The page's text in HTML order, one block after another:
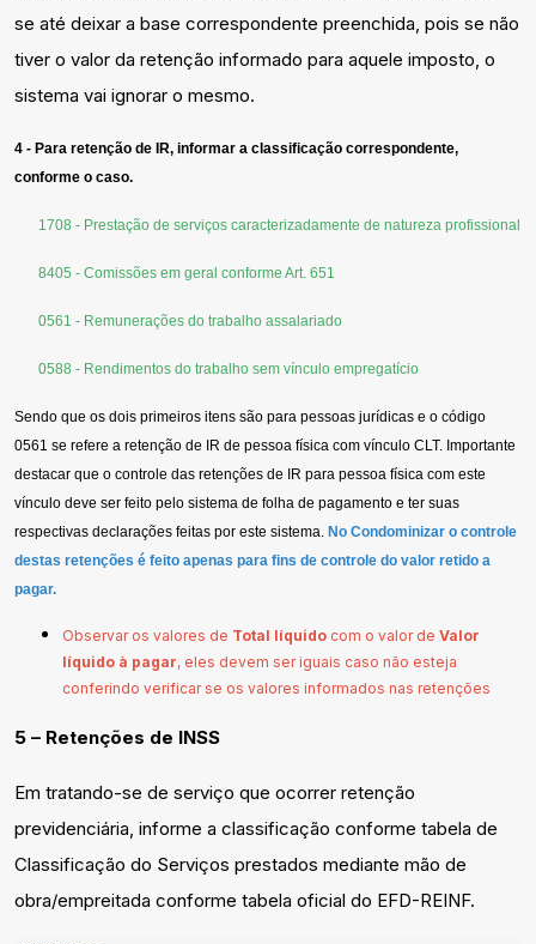
se até deixar a base correspondente preenchida, pois se não
tiver o valor da retenção informado para aquele imposto, o
sistema vai ignorar o mesmo.
4 - Para retenção de IR, informar a classificação correspondente,
conforme o caso.
1708 - Prestação de serviços caracterizadamente de natureza profissional
8405 - Comissões em geral conforme Art. 651
0561 - Remunerações do trabalho assalariado
0588 - Rendimentos do trabalho sem vínculo empregatício
Sendo que os dois primeiros itens são para pessoas jurídicas e o código
0561 se refere a retenção de IR de pessoa física com vínculo CLT. Importante
destacar que o controle das retenções de IR para pessoa física com este
vínculo deve ser feito pelo sistema de folha de pagamento e ter suas
respectivas declarações feitas por este sistema. No Condominizar o controle
destas retenções é feito apenas para fins de controle do valor retido a
pagar.
Observar os valores de Total líquido com o valor de Valor
líquido à pagar, eles devem ser iguais caso não esteja
conferindo verificar se os valores informados nas retenções
5 – Retenções de INSS
Em tratando-se de serviço que ocorrer retenção
previdenciária, informe a classificação conforme tabela de
Classificação do Serviços prestados mediante mão de
obra/empreitada conforme tabela oficial do EFD-REINF.